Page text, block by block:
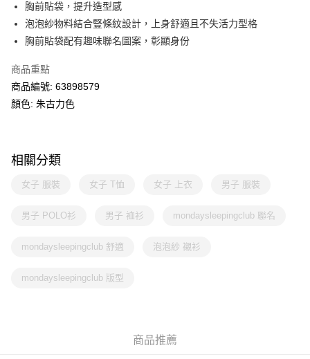
每筆HK$30.00，滿HK$399.00或以上免運費
滿$599可享澳門免運費優惠
胸前貼袋，提升造型感
泡泡紗物料結合豎條紋設計，上身舒適且不失活力型格
胸前貼袋配有趣味聯名圖案，彰顯身份
商品重點
商品編號: 63898579
顏色: 朱古力色
相關分類
女子 服裝 女子 T恤 女子 上衣 男子 服裝
男子 POLO衫 男子 裇衫 mondaysleepingclub 聯名
mondaysleepingclub 舒適 泡泡紗 襯衫
mondaysleepingclub 版型
商品推薦